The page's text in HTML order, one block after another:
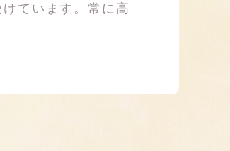
ています。常に高